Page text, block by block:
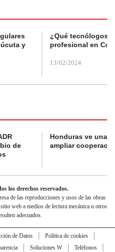
y
¿Qué tecnólogos
profesional en
13/02/2024
de
Honduras ve una
ampliar
los derechos reservados.
de las reproducciones y usos de las obras
web a medios de lectura mecánica u otros
adecuados.
de Datos
Política de cookies
Soluciones W
Teléfonos